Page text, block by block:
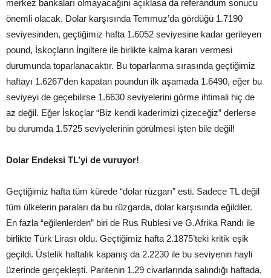
merkez bankaları olmayacağını açıklasa da referandum sonucu
önemli olacak. Dolar karşısında Temmuz’da gördüğü 1.7190
seviyesinden, geçtiğimiz hafta 1.6052 seviyesine kadar gerileyen
pound, İskoçların İngiltere ile birlikte kalma kararı vermesi
durumunda toparlanacaktır. Bu toparlanma sırasında geçtiğimiz
haftayı 1.6267’den kapatan poundun ilk aşamada 1.6490, eğer bu
seviyeyi de geçebilirse 1.6630 seviyelerini görme ihtimali hiç de
az değil. Eğer İskoçlar “Biz kendi kaderimizi çizeceğiz” derlerse
bu durumda 1.5725 seviyelerinin görülmesi işten bile değil!
Dolar Endeksi TL’yi de vuruyor!
Geçtiğimiz hafta tüm kürede “dolar rüzgarı” esti. Sadece TL değil
tüm ülkelerin paraları da bu rüzgarda, dolar karşısında eğildiler.
En fazla “eğilenlerden” biri de Rus Rublesi ve G.Afrika Randı ile
birlikte Türk Lirası oldu. Geçtiğimiz hafta 2.1875’teki kritik eşik
geçildi. Üstelik haftalık kapanış da 2.2230 ile bu seviyenin hayli
üzerinde gerçekleşti. Paritenin 1.29 civarlarında salındığı haftada,